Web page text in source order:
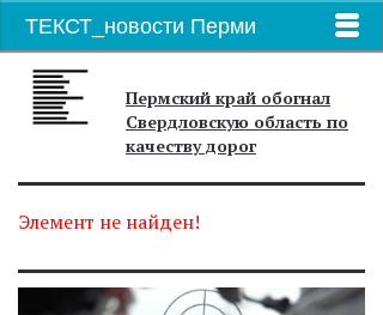
ТЕКСТ_новости Перми
Пермский край обогнал
Свердловскую область по
качеству дорог
Элемент не найден!